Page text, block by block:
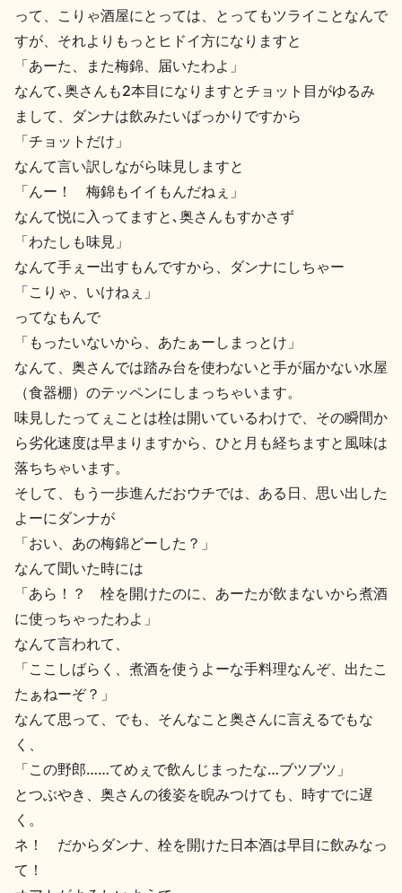
って、こりゃ酒屋にとっては、とってもツライことなんで
すが、それよりもっとヒドイ方になりますと
「あーた、また梅錦、届いたわよ」
なんて､奥さんも2本目になりますとチョット目がゆるみ
まして、ダンナは飲みたいばっかりですから
「チョットだけ」
なんて言い訳しながら味見しますと
「んー！ 梅錦もイイもんだねぇ」
なんて悦に入ってますと､奥さんもすかさず
「わたしも味見」
なんて手ぇー出すもんですから、ダンナにしちゃー
「こりゃ、いけねぇ」
ってなもんで
「もったいないから、あたぁーしまっとけ」
なんて、奥さんでは踏み台を使わないと手が届かない水屋
（食器棚）のテッペンにしまっちゃいます。
味見したってぇことは栓は開いているわけで、その瞬間か
ら劣化速度は早まりますから、ひと月も経ちますと風味は
落ちちゃいます。
そして、もう一歩進んだおウチでは、ある日、思い出した
よーにダンナが
「おい、あの梅錦どーした？」
なんて聞いた時には
「あら！？ 栓を開けたのに、あーたが飲まないから煮酒
に使っちゃったわよ」
なんて言われて、
「ここしばらく、煮酒を使うよーな手料理なんぞ、出たこ
たぁねーぞ？」
なんて思って、でも、そんなこと奥さんに言えるでもな
く、
「この野郎……てめぇで飲んじまったな…ブツブツ」
とつぶやき、奥さんの後姿を睨みつけても、時すでに遅
く。
ネ！ だからダンナ、栓を開けた日本酒は早目に飲みなっ
て！